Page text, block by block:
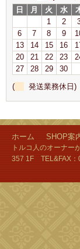
日
月 火 水
1
2
6
7 8 9
13
14 15 16
20
21 22 23
27
28 29
30
(
発送業務休日)
ホーム SHOP案
トルコ人のオーナー
357 1F TEL&FAX：